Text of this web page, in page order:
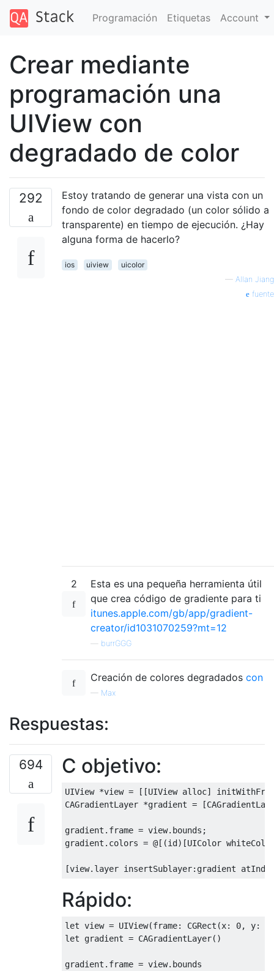
Programación Etiquetas Account
Crear mediante
programación una
UIView con
degradado de color
292
Estoy tratando de generar una vista con un
fondo de color degradado (un color sólido a
transparente) en tiempo de ejecución. ¿Hay
alguna forma de hacerlo?
ios uiview
uicolor
— Allan Jiang
fuente
2
Esta es una pequeña herramienta útil
que crea código de gradiente para ti
itunes.apple.com/gb/app/gradient-
creator/id1031070259?mt=12
burrGGG
Creación de colores degradados con
— Max
Respuestas:
694 C objetivo:
UIView *view = [[UIView alloc]
CAGradientLayer *gradient = [
gradient . frame = view. bounds ;
gradient . colors = @[(id)[UIColor
[view. layer insertSublayer: gradient
Rápido:
let view = UIView(frame: CGRect (x: 0, y:
let gradient = CAGradientLayer()
gradient . frame = view. bounds